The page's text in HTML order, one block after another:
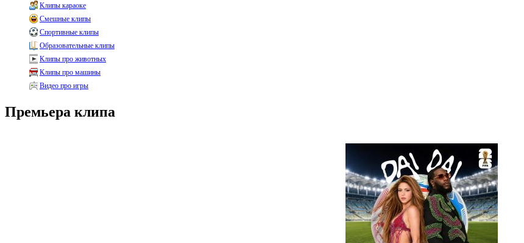
Клипы караоке
Смешные клипы
Спортивные клипы
Образовательные клипы
Клипы про животных
Клипы про машины
Видео про игры
Премьера клипа